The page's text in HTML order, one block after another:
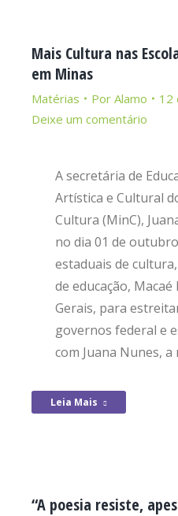
Mais Cultura nas
em Minas
Matérias Por Alamo
12
Deixe um comentário
A secretária de
Artística e Cultural
Cultura (MinC),
no dia 01 de
estaduais de
de educação,
Gerais, para
governos federal e
com Juana Nunes,
Leia Mais
“A poesia resiste,